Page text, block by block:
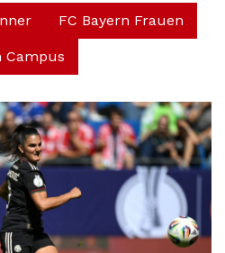
FC Bayern Frauen
Campus